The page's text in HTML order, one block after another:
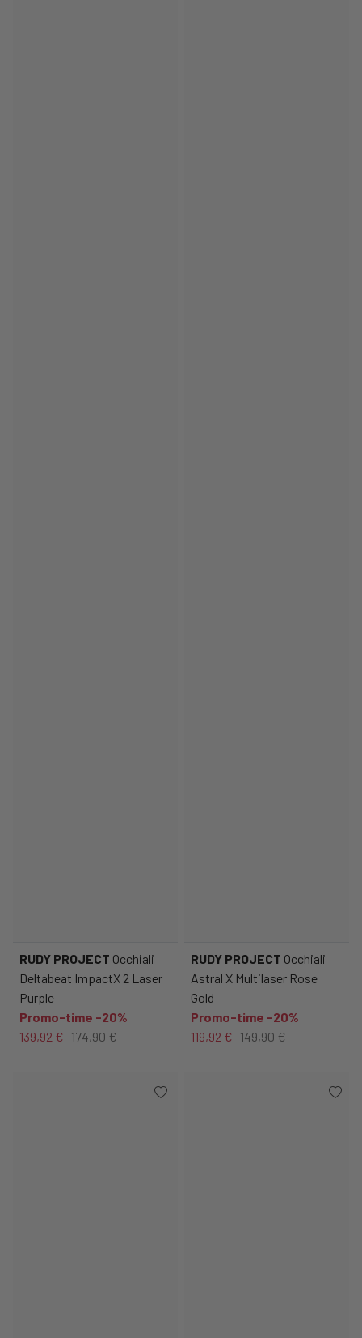
RUDY PROJECT Occhiali
Deltabeat ImpactX 2 Laser
Purple
Promo-time -20%
139,92 € 174,90 €
RUDY PROJECT Occhiali
Astral X Multilaser Rose
Gold
Promo-time -20%
119,92 € 149,90 €